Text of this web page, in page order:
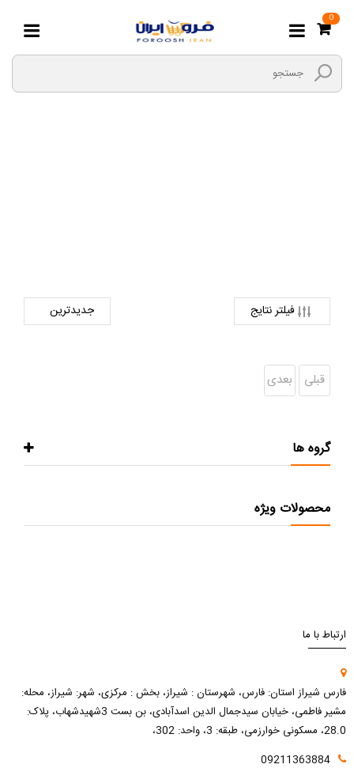
0
فیلتر نتایج
قبلی بعدی
گروه ها
محصولات ویژه
ارتباط با ما
فارس شیراز استان: فارس، شهرستان : شیراز، بخش : مرکزی، شهر: شیراز، محله:
مشیر فاطمی، خیابان سیدجمال الدین اسدآبادی، بن بست 3شهیدشهاب، پلاک:
28.0، مسکونی خوارزمی، طبقه: 3، واحد: 302،
09211363884